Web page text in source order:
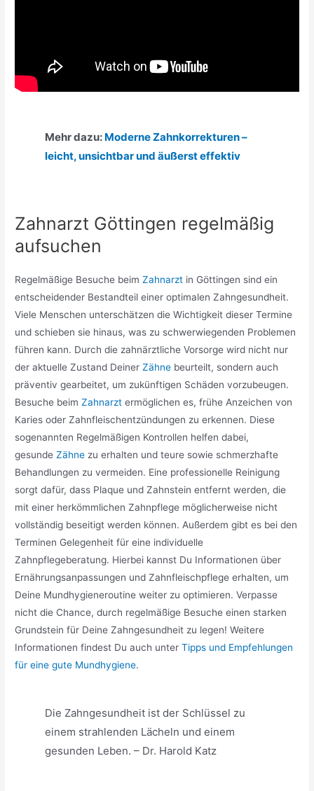
Mehr dazu: Moderne Zahnkorrekturen –
leicht, unsichtbar und äußerst effektiv
Zahnarzt Göttingen regelmäßig
aufsuchen
Regelmäßige Besuche beimZahnarzt in Göttingen sind ein
entscheidender Bestandteil einer optimalen Zahngesundheit.
Viele Menschen unterschätzen die Wichtigkeit dieser Termine
und schieben sie hinaus, was zu schwerwiegenden Problemen
führen kann. Durch die zahnärztliche Vorsorge wird nicht nur
der aktuelle Zustand DeinerZähne beurteilt, sondern auch
präventiv gearbeitet, um zukünftigen Schäden vorzubeugen.
Besuche beimZahnarzt ermöglichen es, frühe Anzeichen von
Karies oder Zahnfleischentzündungen zu erkennen. Diese
sogenannten Regelmäßigen Kontrollen helfen dabei,
gesundeZähne zu erhalten und teure sowie schmerzhafte
Behandlungen zu vermeiden. Eine professionelle Reinigung
sorgt dafür, dass Plaque und Zahnstein entfernt werden, die
mit einer herkömmlichen Zahnpflege möglicherweise nicht
vollständig beseitigt werden können. Außerdem gibt es bei den
Terminen Gelegenheit für eine individuelle
Zahnpflegeberatung. Hierbei kannst Du Informationen über
Ernährungsanpassungen und Zahnfleischpflege erhalten, um
Deine Mundhygieneroutine weiter zu optimieren. Verpasse
nicht die Chance, durch regelmäßige Besuche einen starken
Grundstein für Deine Zahngesundheit zu legen! Weitere
Informationen findest Du auch unterTipps und Empfehlungen
für eine gute Mundhygiene.
Die Zahngesundheit ist der Schlüssel zu
einem strahlenden Lächeln und einem
gesunden Leben. – Dr. Harold Katz